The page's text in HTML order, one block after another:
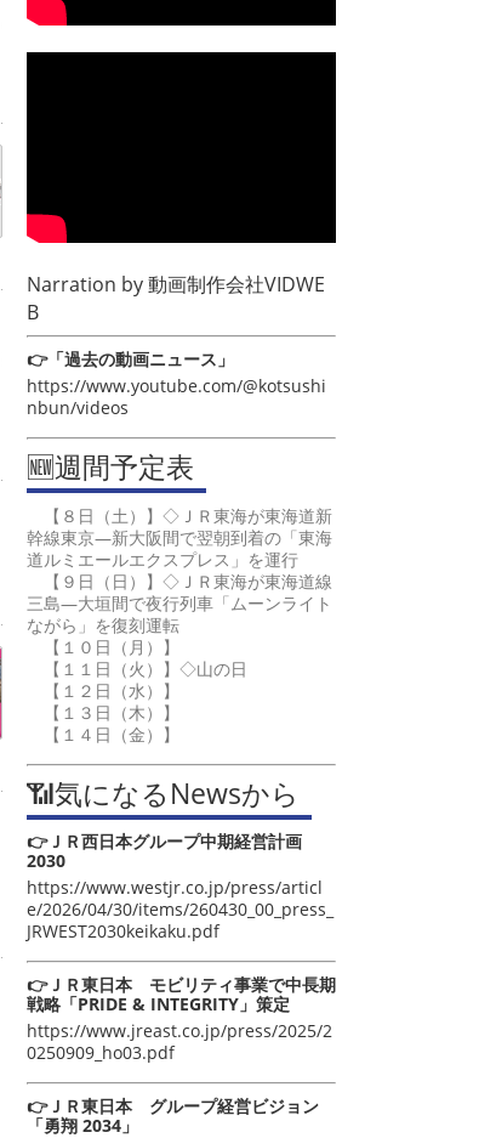
Narration by動画制作会社VIDWE
B
👉「過去の動画ニュース」
https://www.youtube.com/@kotsushi
nbun/videos
🆕週間予定表
【８日（土）】◇ＪＲ東海が東海道新
幹線東京―新大阪間で翌朝到着の「東海
道ルミエールエクスプレス」を運行
【９日（日）】◇ＪＲ東海が東海道線
三島―大垣間で夜行列車「ムーンライト
ながら」を復刻運転
【１０日（月）】
【１１日（火）】◇山の日
【１２日（水）】
【１３日（木）】
【１４日（金）】
📶気になるNewsから
👉ＪＲ西日本グループ中期経営計画
2030
https://www.westjr.co.jp/press/articl
e/2026/04/30/items/260430_00_press_
JRWEST2030keikaku.pdf
👉ＪＲ東日本 モビリティ事業で中長期
戦略「PRIDE & INTEGRITY」策定
https://www.jreast.co.jp/press/2025/2
0250909_ho03.pdf
👉ＪＲ東日本 グループ経営ビジョン
「勇翔 2034」